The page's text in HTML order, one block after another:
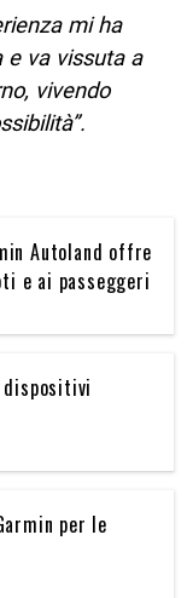
mi ha
e va vissuta a
vivendo
Autoland offre
e ai passeggeri
dispositivi
per le